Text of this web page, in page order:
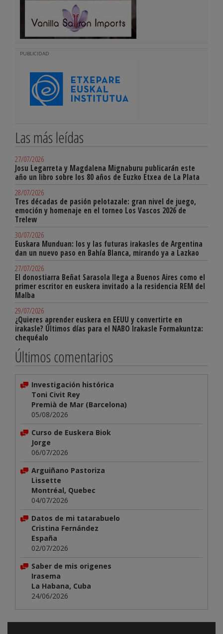
PUBLICIDAD
Las más leídas
27/07/2026
Josu Legarreta y Magdalena Mignaburu publicarán este
año un libro sobre los 80 años de Euzko Etxea de La Plata
28/07/2026
Tres décadas de pasión pelotazale: gran nivel de juego,
emoción y homenaje en el torneo Los Vascos 2026 de
Trelew
30/07/2026
Euskara Munduan: los y las futuras irakasles de Argentina
dan un nuevo paso en Bahía Blanca, mirando ya a Lazkao
27/07/2026
El donostiarra Beñat Sarasola llega a Buenos Aires como el
primer escritor en euskera invitado a la residencia REM del
Malba
29/07/2026
¿Quieres aprender euskera en EEUU y convertirte en
irakasle? Últimos días para el NABO Irakasle Formakuntza:
chequéalo
Últimos comentarios
Investigación histórica
Toni Civit Rey
Premià de Mar (Barcelona)
05/08/2026
Curso de Euskera Biok
Jorge
06/07/2026
Arguiñano Pastoriza
Lissette
Montréal, Quebec
04/07/2026
Datos de mi tatarabuelo
Cristina Fernández
España
02/07/2026
Saber de mis origenes
Irasema
La Habana, Cuba
24/06/2026